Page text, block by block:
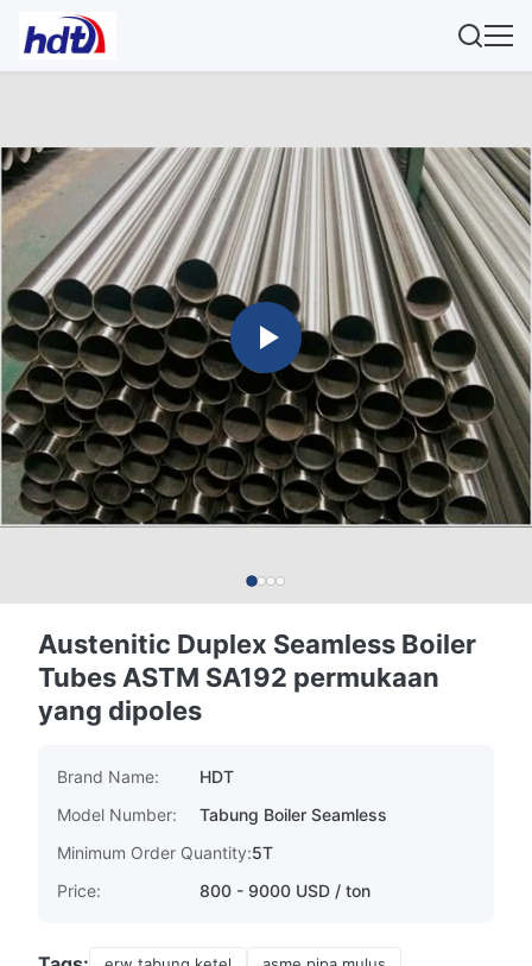
Austenitic Duplex Seamless Boiler
Tubes ASTM SA192 permukaan
yang dipoles
Brand Name:
HDT
Model Number:
Tabung Boiler Seamless
Minimum Order Quantity:5T
Price:
800 - 9000 USD / ton